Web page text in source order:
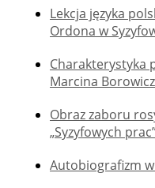
Lekcja języka
Ordona w
Charakterystyka
Marcina
Obraz zaboru
„Syzyfowych
Autobiografizm w